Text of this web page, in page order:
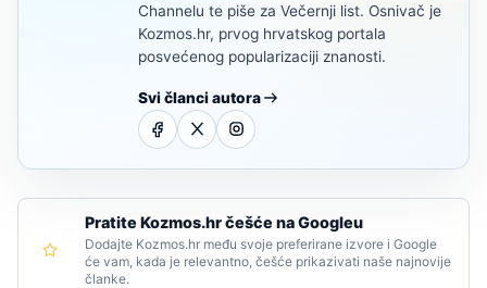
Channelu te piše za Večernji list. Osnivač je
Kozmos.hr, prvog hrvatskog portala
posvećenog popularizaciji znanosti.
Svi članci autora
Pratite Kozmos.hr češće na Googleu
Dodajte Kozmos.hr među svoje preferirane izvore i Google
će vam, kada je relevantno, češće prikazivati naše najnovije
članke.